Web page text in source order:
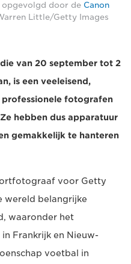
opgevolgd door de Canon
Little/Getty Images
van 20 september tot 2
is een veeleisend,
fotografen
hebben dus apparatuur
gemakkelijk te hanteren
voor Getty
wereld belangrijke
waaronder het
Frankrijk en Nieuw-
voetbal in